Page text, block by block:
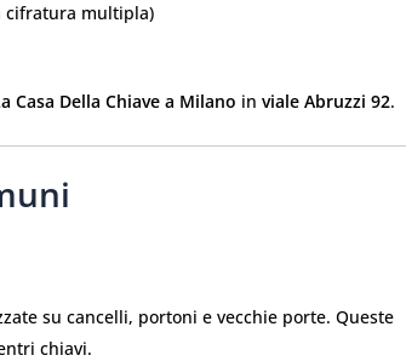
cifratura multipla)
Casa Della Chiave a Milano in viale Abruzzi 92.
su cancelli, portoni e vecchie porte. Queste
chiavi.